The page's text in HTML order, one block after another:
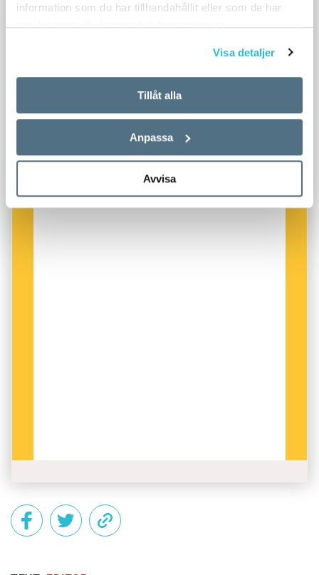
information som du har tillhandahållit eller som de har
samlat in när du har använt deras tjänster.
Visa detaljer
Tillåt alla
Anpassa
Avvisa